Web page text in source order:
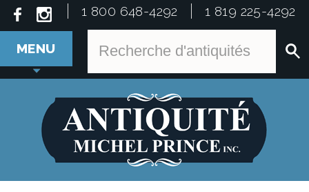
1 800 648-4292 1 819 225-4292
MENU